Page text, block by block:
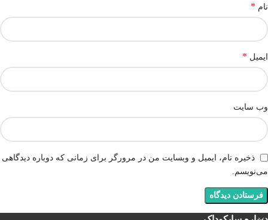
نام *
ایمیل *
وب‌ سایت
ذخیره نام، ایمیل و وبسایت من در مرورگر برای زمانی که دوباره دیدگاهی
می‌نویسم.